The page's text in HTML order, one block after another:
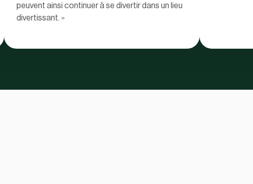
peuvent ainsi continuer à se divertir dans un lieu
divertissant. »